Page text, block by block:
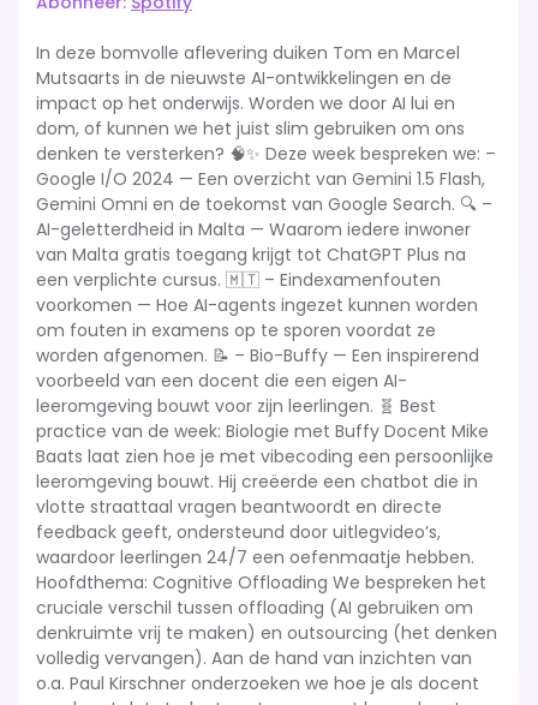
EMBED
In deze bomvolle aflevering duiken Tom en Marcel
Mutsaarts in de nieuwste AI-ontwikkelingen en de
impact op het onderwijs. Worden we door AI lui en
dom, of kunnen we het juist slim gebruiken om ons
denken te versterken? 🧠✨ Deze week bespreken we: –
Google I/O 2024 — Een overzicht van Gemini 1.5 Flash,
Gemini Omni en de toekomst van Google Search. 🔍 –
AI-geletterdheid in Malta — Waarom iedere inwoner
van Malta gratis toegang krijgt tot ChatGPT Plus na
een verplichte cursus. 🇲🇹 – Eindexamenfouten
voorkomen — Hoe AI-agents ingezet kunnen worden
om fouten in examens op te sporen voordat ze
worden afgenomen. 📝 – Bio-Buffy — Een inspirerend
voorbeeld van een docent die een eigen AI-
leeromgeving bouwt voor zijn leerlingen. 🧬 Best
practice van de week: Biologie met Buffy Docent Mike
Baats laat zien hoe je met vibecoding een persoonlijke
leeromgeving bouwt. Hij creëerde een chatbot die in
vlotte straattaal vragen beantwoordt en directe
feedback geeft, ondersteund door uitlegvideo’s,
waardoor leerlingen 24/7 een oefenmaatje hebben.
Hoofdthema: Cognitive Offloading We bespreken het
cruciale verschil tussen offloading (AI gebruiken om
denkruimte vrij te maken) en outsourcing (het denken
volledig vervangen). Aan de hand van inzichten van
o.a. Paul Kirschner onderzoeken we hoe je als docent